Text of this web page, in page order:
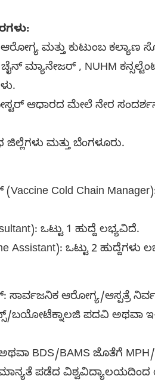
ಮತ್ತು ಕುಟುಂಬ ಕಲ್ಯಾಣ
ಮ್ಯಾನೇಜರ್ , NUHM
ಆಧಾರದ ಮೇಲೆ ನೇರ
ಮತ್ತು ಬೆಂಗಳೂರು.
Cold Chain
ಒಟ್ಟು 1 ಹುದ್ದೆ ಲಭ್ಯವಿದೆ.
Assistant): ಒಟ್ಟು 2 ಹುದ್ದೆಗಳು
ಸಾರ್ವಜನಿಕ ಆರೋಗ್ಯ/ಆಸ್ಪತ್ರೆ
ಬಯೋಟೆಕ್ನಾಲಜಿ ಪದವಿ ಅಥವಾ
ಅಥವಾ BDS/BAMS ಜೊತೆಗೆ
ಪಡೆದ